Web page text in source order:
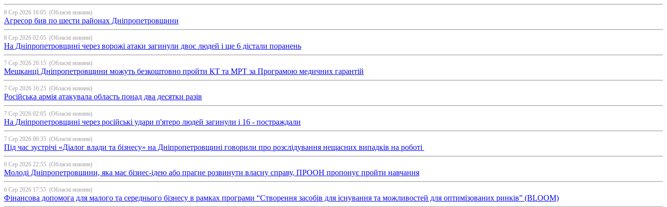
8 Сер 2026 16:05 (Обласні новини)
Агресор бив по шести районах Дніпропетровщини
8 Сер 2026 02:05 (Обласні новини)
На Дніпропетровщині через ворожі атаки загинули двоє людей і ще 6 дістали поранень
7 Сер 2026 20:15 (Обласні новини)
Мешканці Дніпропетровщини можуть безкоштовно пройти КТ та МРТ за Програмою медичних гарантій
7 Сер 2026 16:25 (Обласні новини)
Російська армія атакувала область понад два десятки разів
7 Сер 2026 02:05 (Обласні новини)
На Дніпропетровщині через російські удари п'ятеро людей загинули і 16 - постраждали
7 Сер 2026 00:35 (Обласні новини)
Під час зустрічі «Діалог влади та бізнесу» на Дніпропетровщині говорили про розслідування нещасних випадків на роботі
6 Сер 2026 22:55 (Обласні новини)
Молоді Дніпропетровщини, яка має бізнес-ідею або прагне розвинути власну справу, ПРООН пропонує пройти навчання
6 Сер 2026 17:55 (Обласні новини)
Фінансова допомога для малого та середнього бізнесу в рамках програми “Створення засобів для існування та можливостей для оптимізованих ринків” (BLOOM)